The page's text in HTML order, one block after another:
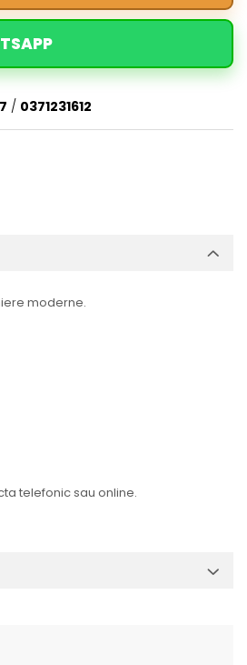
/ 0371231612
moderne.
telefonic sau online.